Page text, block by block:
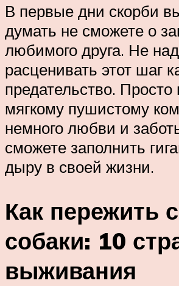
В первые дни скорби
думать не сможете о
любимого друга. Не
расценивать этот шаг
предательство. Просто
мягкому пушистому
немного любви и
сможете заполнить
дыру в своей жизни.
Как пережить
собаки: 10
выживания